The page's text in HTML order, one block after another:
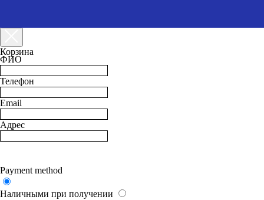
Корзина
ФИО
Телефон
Email
Адрес
Payment method
Наличными при получении